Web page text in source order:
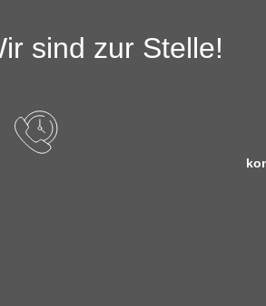
sind zur Stelle!